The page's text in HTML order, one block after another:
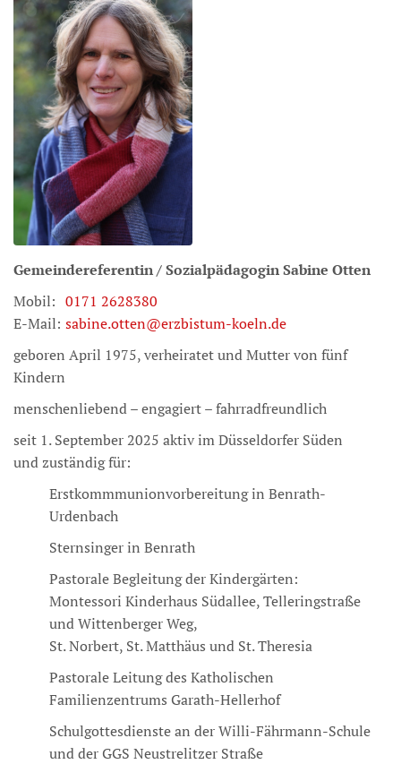
Gemeindereferentin / SozialpädagoginSabine Otten
Mobil: 0171 2628380
E-Mail: sabine.otten@erzbistum-koeln.de
geboren April 1975, verheiratet und Mutter von fünf
Kindern
menschenliebend – engagiert – fahrradfreundlich
seit 1. September 2025 aktiv im Düsseldorfer Süden
und zuständig für:
Erstkommmunionvorbereitung in Benrath-
Urdenbach
Sternsinger in Benrath
Pastorale Begleitung der Kindergärten:
Montessori Kinderhaus Südallee, Telleringstraße
und Wittenberger Weg,
St. Norbert, St. Matthäus und St. Theresia
Pastorale Leitung des Katholischen
Familienzentrums Garath-Hellerhof
Schulgottesdienste an der Willi-Fährmann-Schule
und der GGS Neustrelitzer Straße